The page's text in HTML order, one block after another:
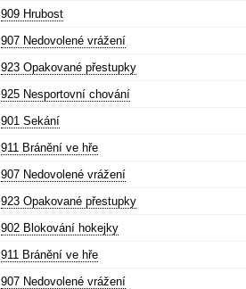
909 Hrubost
907 Nedovolené vrážení
923 Opakované přestupky
925 Nesportovní chování
901 Sekání
911 Bránění ve hře
907 Nedovolené vrážení
923 Opakované přestupky
902 Blokování hokejky
911 Bránění ve hře
907 Nedovolené vrážení